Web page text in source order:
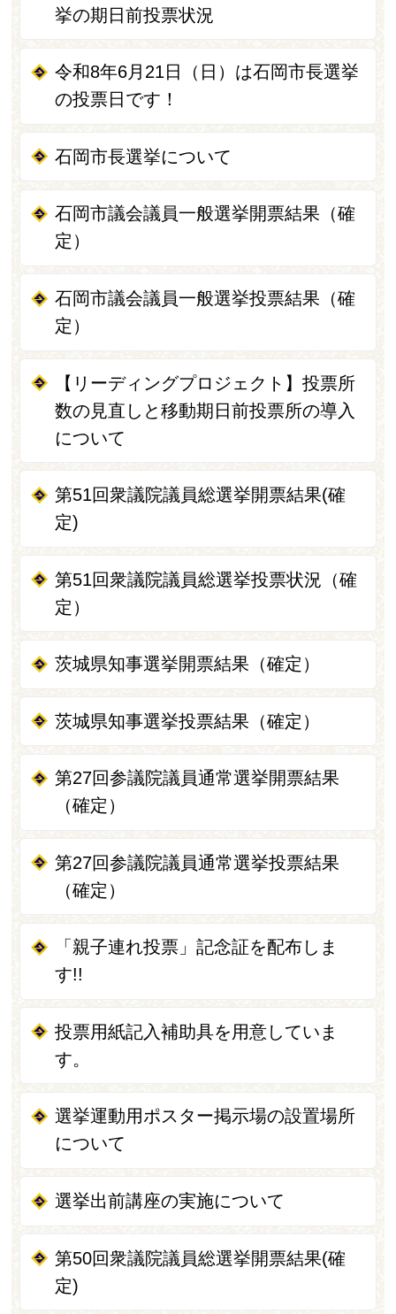
挙の期日前投票状況
令和8年6月21日（日）は石岡市長選挙
の投票日です！
石岡市長選挙について
石岡市議会議員一般選挙開票結果（確
定）
石岡市議会議員一般選挙投票結果（確
定）
【リーディングプロジェクト】投票所
数の見直しと移動期日前投票所の導入
について
第51回衆議院議員総選挙開票結果(確
定)
第51回衆議院議員総選挙投票状況（確
定）
茨城県知事選挙開票結果（確定）
茨城県知事選挙投票結果（確定）
第27回参議院議員通常選挙開票結果
（確定）
第27回参議院議員通常選挙投票結果
（確定）
「親子連れ投票」記念証を配布しま
す!!
投票用紙記入補助具を用意していま
す。
選挙運動用ポスター掲示場の設置場所
について
選挙出前講座の実施について
第50回衆議院議員総選挙開票結果(確
定)